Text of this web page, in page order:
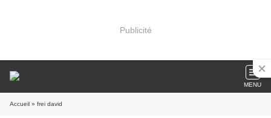
Publicité
MENU
Accueil » frei david